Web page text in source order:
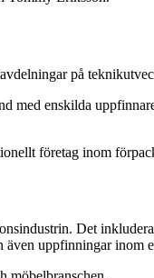
på
med enskilda
företag inom
Det
uppfinningar